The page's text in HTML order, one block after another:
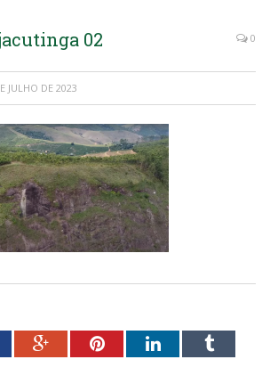
02 0
JULHO DE 2023
Google+PinterestLinkedInTumblr